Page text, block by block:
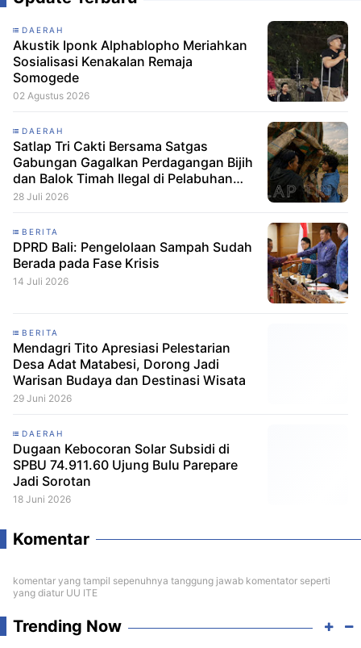
DAERAH
Akustik Iponk Alphablopho Meriahkan
Sosialisasi Kenakalan Remaja
Somogede
02 Agustus 2026
DAERAH
Satlap Tri Cakti Bersama Satgas
Gabungan Gagalkan Perdagangan Bijih
dan Balok Timah Ilegal di Pelabuhan
Pelindo Belitung
28 Juli 2026
BERITA
DPRD Bali: Pengelolaan Sampah Sudah
Berada pada Fase Krisis
14 Juli 2026
BERITA
Mendagri Tito Apresiasi Pelestarian
Desa Adat Matabesi, Dorong Jadi
Warisan Budaya dan Destinasi Wisata
29 Juni 2026
DAERAH
Dugaan Kebocoran Solar Subsidi di
SPBU 74.911.60 Ujung Bulu Parepare
Jadi Sorotan
18 Juni 2026
Komentar
komentar yang tampil sepenuhnya tanggung jawab komentator seperti
yang diatur UU ITE
Trending Now